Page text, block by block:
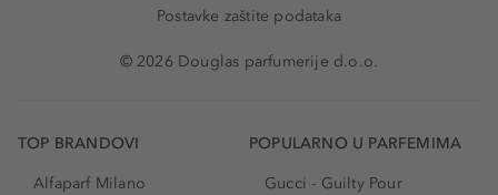
Postavke zaštite podataka
© 2026 Douglas parfumerije d.o.o.
TOP BRANDOVI
Alfaparf Milano
POPULARNO U PARFEMIMA
Gucci - Guilty Pour